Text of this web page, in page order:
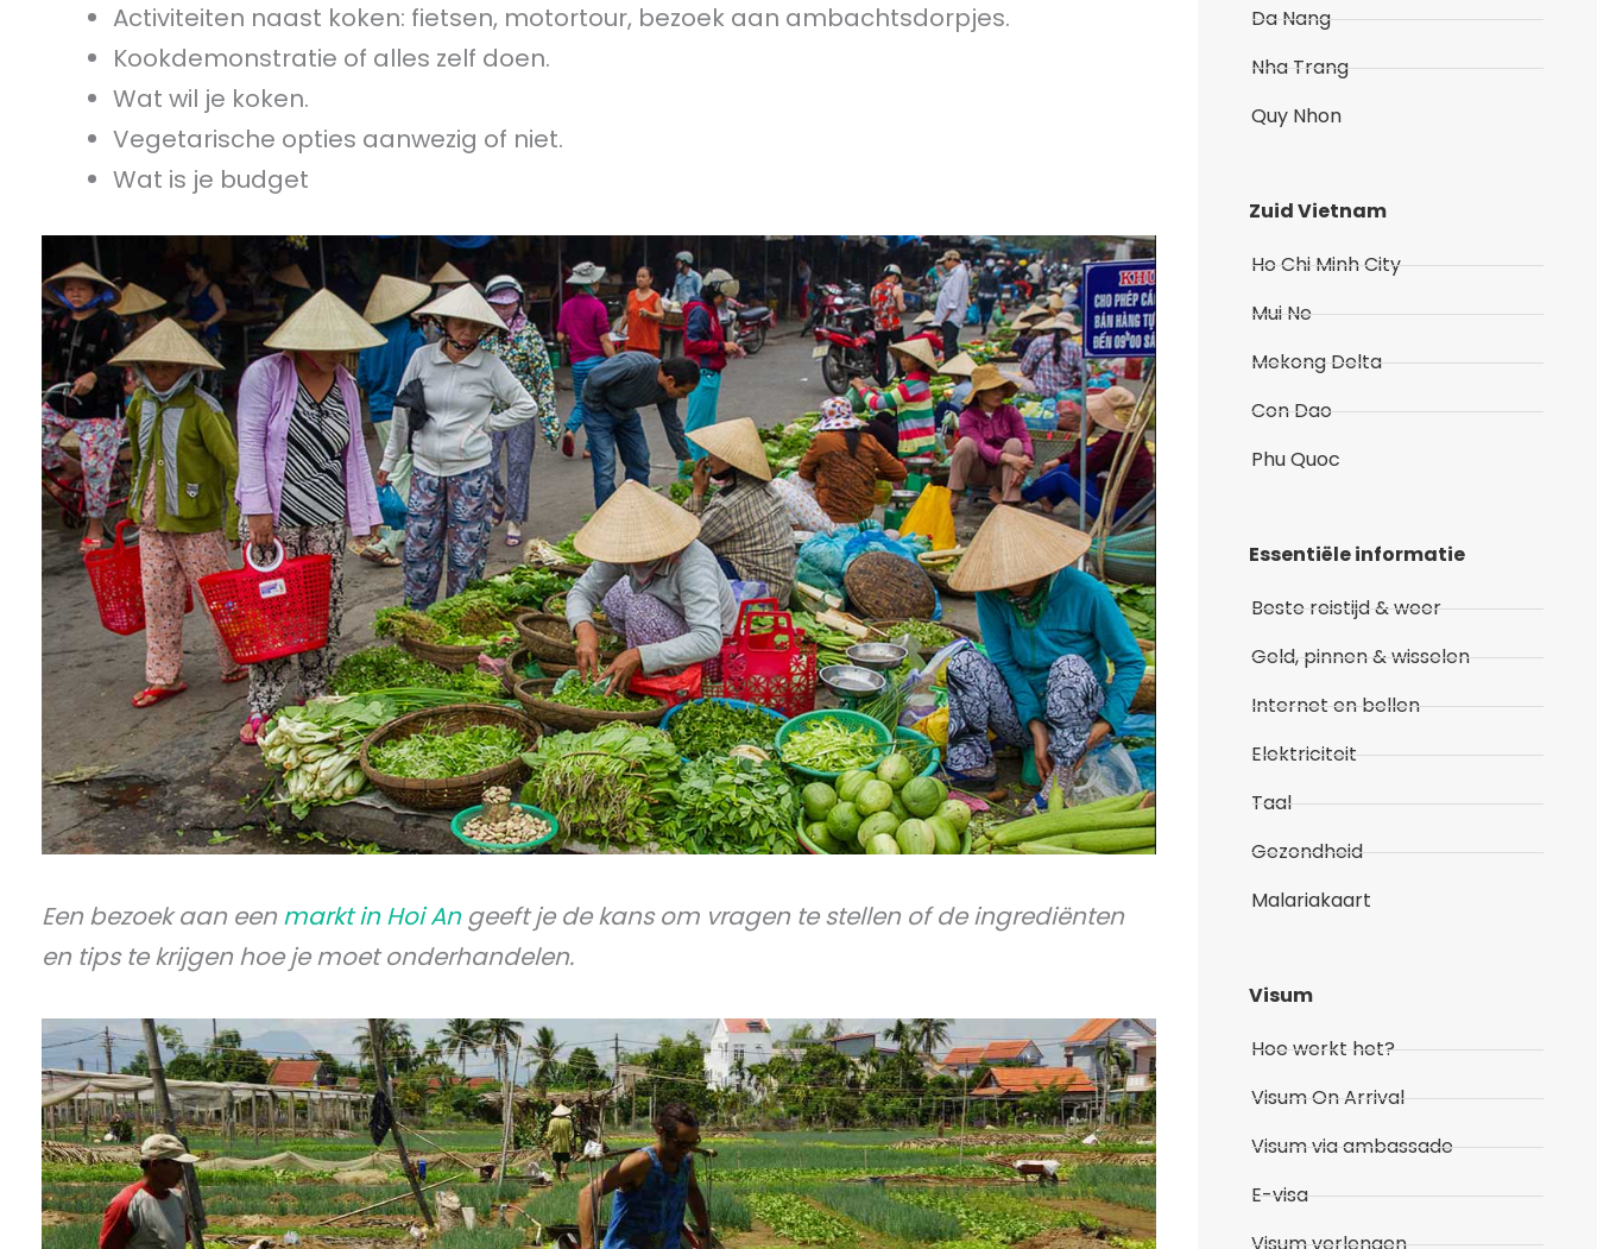
Activiteiten naast koken: fietsen, motortour, bezoek aan ambachtsdorpjes.
Kookdemonstratie of alles zelf doen.
Wat wil je koken.
Vegetarische opties aanwezig of niet.
Wat is je budget
Een bezoek aan een markt in Hoi Angeeft je de kans om vragen te stellen of de ingrediënten
en tips te krijgen hoe je moet onderhandelen.
Da Nang
Nha Trang
Quy Nhon
Zuid Vietnam
Ho Chi Minh City
Mui Ne
Mekong Delta
Con Dao
Phu Quoc
Essentiële informatie
Beste reistijd & weer
Geld, pinnen & wisselen
Internet en bellen
Elektriciteit
Taal
Gezondheid
Malariakaart
Visum
Hoe werkt het?
Visum On Arrival
Visum via ambassade
E-visa